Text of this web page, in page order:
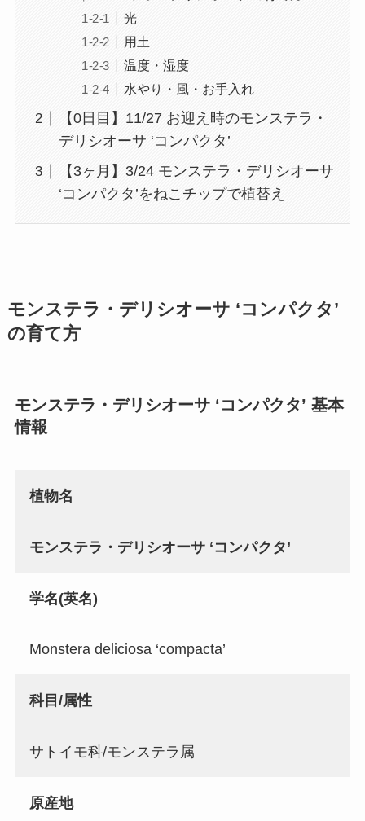
光
用土
温度・湿度
水やり・風・お手入れ
【0日目】11/27 お迎え時のモンステラ・
デリシオーサ ‘コンパクタ’
【3ヶ月】3/24 モンステラ・デリシオーサ
‘コンパクタ’をねこチップで植替え
モンステラ・デリシオーサ ‘コンパクタ’
の育て方
モンステラ・デリシオーサ ‘コンパクタ’ 基本
情報
植物名
モンステラ・デリシオーサ‘コンパクタ’
学名(英名)
Monstera deliciosa ‘compacta’
科目/属性
サトイモ科/モンステラ属
原産地